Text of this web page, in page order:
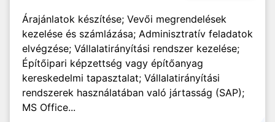
Árajánlatok készítése; Vevői megrendelések
kezelése és számlázása; Adminisztratív feladatok
elvégzése; Vállalatirányítási rendszer kezelése;
Építőipari képzettség vagy építőanyag
kereskedelmi tapasztalat; Vállalatirányítási
rendszerek használatában való jártasság (SAP);
MS Office...